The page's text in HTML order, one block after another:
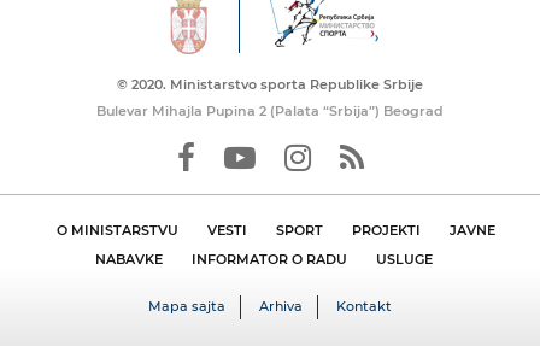
© 2020. Ministarstvo sporta Republike Srbije
Bulevar Mihajla Pupina 2 (Palata “Srbija”) Beograd
O MINISTARSTVU VESTI SPORT PROJEKTI
JAVNE
NABAVKE
INFORMATOR O RADU USLUGE
Mapa sajta Arhiva Kontakt